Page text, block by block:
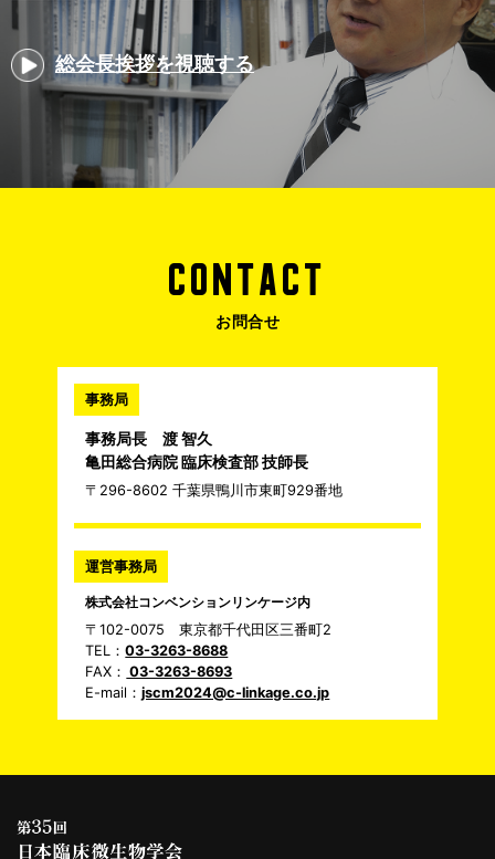
総会長挨拶を視聴する
CONTACT
お問合せ
事務局
事務局長 渡 智久
亀田総合病院 臨床検査部 技師長
〒296-8602 千葉県鴨川市東町929番地
運営事務局
株式会社コンベンションリンケージ内
〒102-0075 東京都千代田区三番町2
TEL：03-3263-8688
FAX： 03-3263-8693
E-mail：jscm2024@c-linkage.co.jp